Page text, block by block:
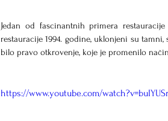
Jedan od fascinantnih primera
restauracije 1994. godine, uklonjeni su
bilo pravo otkrovenje, koje je promenilo
https://www.youtube.com/